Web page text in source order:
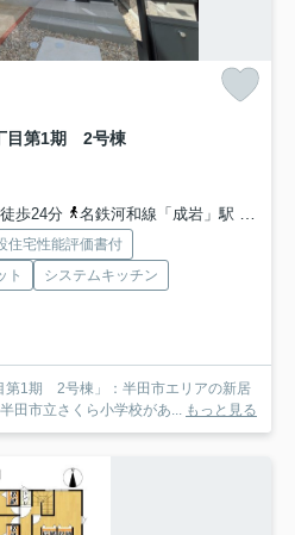
目第1期 2号棟
歩24分
名鉄河和線「成岩」駅 徒歩33分
住宅性能評価書付
ト
システムキッチン
第1期 2号棟」：半田市エリアの新居
田市立さくら小学校があ...
もっと見る